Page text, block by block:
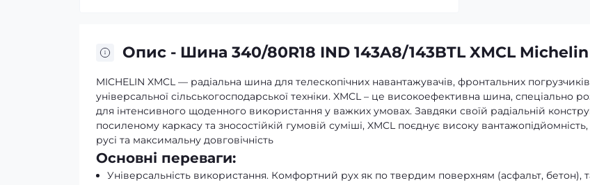
Опис - Шина 340/80R18 IND 143A8/143BTL XMCL Michelin
MICHELIN XMCL — радіальна шина для телескопічних навантажувачів, фронтальних
універсальної сільськогосподарської техніки. XMCL – це високоефективна шина, спеціально
для інтенсивного щоденного використання у важких умовах. Завдяки своїй радіальній
посиленому каркасу та зносостійкій гумовій суміші, XMCL поєднує високу
русі та максимальну довговічність
Основні переваги:
Універсальність використання. Комфортний рух як по твердим поверхням (асфальт, бетон),